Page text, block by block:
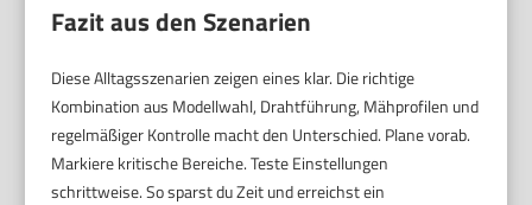
Fazit aus den Szenarien
Diese Alltagsszenarien zeigen eines klar. Die richtige
Kombination aus Modellwahl, Drahtführung, Mähprofilen und
regelmäßiger Kontrolle macht den Unterschied. Plane vorab.
Markiere kritische Bereiche. Teste Einstellungen
schrittweise. So sparst du Zeit und erreichst ein